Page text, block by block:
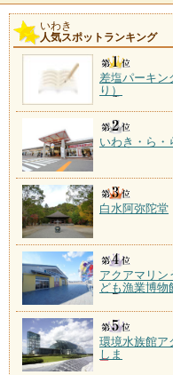
いわき
人気スポットランキング
差塩パーキン
り）
いわき・ら・
白水阿弥陀堂
アクアマリン
ども漁業博物
環境水族館ア
しま